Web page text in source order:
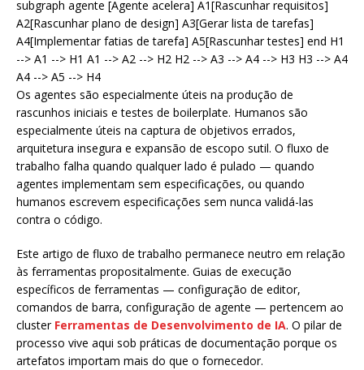
subgraph agente [Agente acelera] A1[Rascunhar requisitos]
A2[Rascunhar plano de design] A3[Gerar lista de tarefas]
A4[Implementar fatias de tarefa] A5[Rascunhar testes] end H1
--> A1 --> H1 A1 --> A2 --> H2 H2 --> A3 --> A4 --> H3 H3 --> A4
A4 --> A5 --> H4
Os agentes são especialmente úteis na produção de
rascunhos iniciais e testes de boilerplate. Humanos são
especialmente úteis na captura de objetivos errados,
arquitetura insegura e expansão de escopo sutil. O fluxo de
trabalho falha quando qualquer lado é pulado — quando
agentes implementam sem especificações, ou quando
humanos escrevem especificações sem nunca validá-las
contra o código.
Este artigo de fluxo de trabalho permanece neutro em relação
às ferramentas propositalmente. Guias de execução
específicos de ferramentas — configuração de editor,
comandos de barra, configuração de agente — pertencem ao
cluster Ferramentas de Desenvolvimento de IA. O pilar de
processo vive aqui sob práticas de documentação porque os
artefatos importam mais do que o fornecedor.